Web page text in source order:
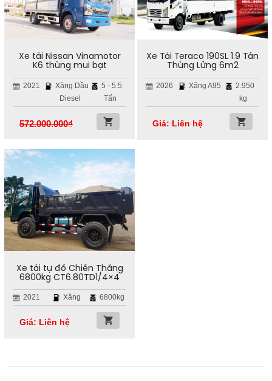
Xe tải Nissan Vinamotor
K6 thùng mui bạt
2021
Xăng Dầu
Diesel
5 - 5.5
Tấn
572.000.000₫
Xe Tải Teraco 190SL 1.9 Tấn
Thùng Lửng 6m2
2026 Xăng A95
2.950
kg
Giá: Liên hệ
Xe tải tự đổ Chiến Thắng
6800kg CT6.80TD1/4×4
2021 Xăng 6800kg
Giá: Liên hệ